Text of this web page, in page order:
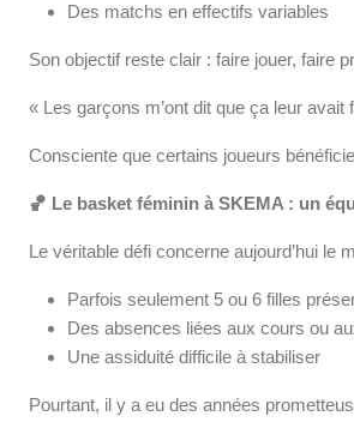
Des matchs en effectifs variables
Son objectif reste clair : faire jouer, faire
« Les garçons m’ont dit que ça leur
Consciente que certains joueurs
🏀 Le basket féminin à SKEMA : un
Le véritable défi concerne aujourd’hui le
Parfois seulement 5 ou 6 filles
Des absences liées aux cours ou
Une assiduité difficile à stabiliser
Pourtant, il y a eu des années